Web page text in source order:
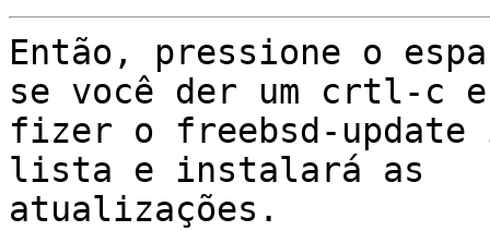
Então, pressione o
se você der um crtl-c e
fizer o freebsd-
lista e instalará as
atualizações.